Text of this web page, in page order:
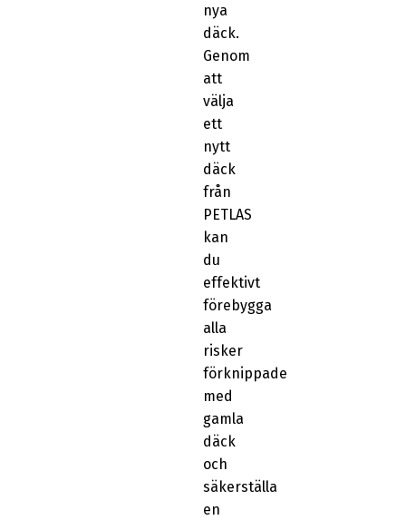
nya
däck.
Genom
att
välja
ett
nytt
däck
från
PETLAS
kan
du
effektivt
förebygga
alla
risker
förknippade
med
gamla
däck
och
säkerställa
en